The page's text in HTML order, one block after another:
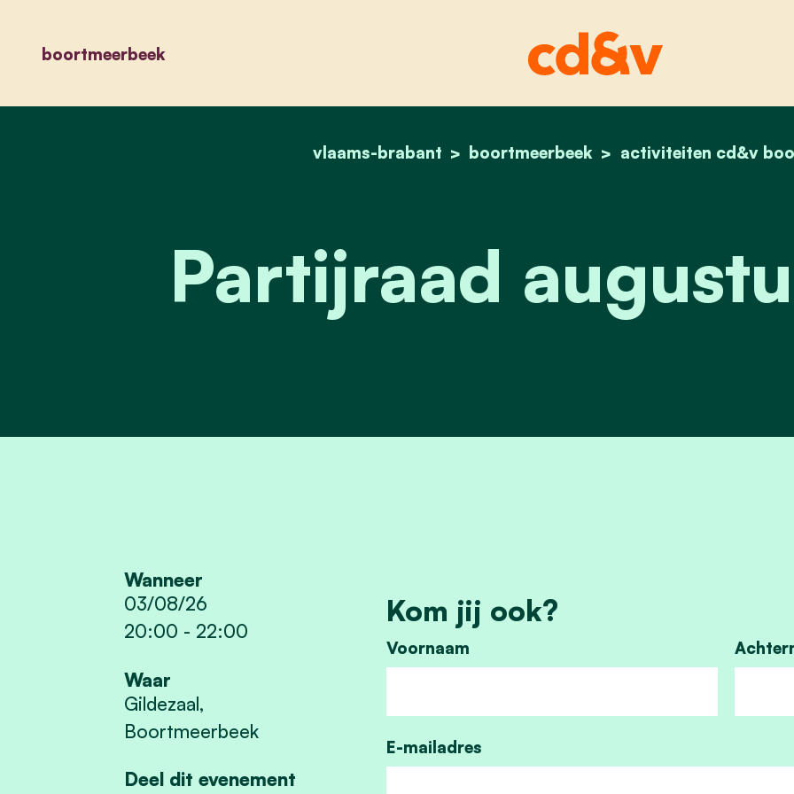
boortmeerbeek
home
vlaams-brabant boortmeerbeek activiteiten cd&v
partijraad augustus
Partijraad
Wanneer
03/08/26
20:00 - 22:00
Waar
Gildezaal,
Boortmeerbeek
Deel dit evenement
Kom jij ook?
Voornaam
E-mailadres